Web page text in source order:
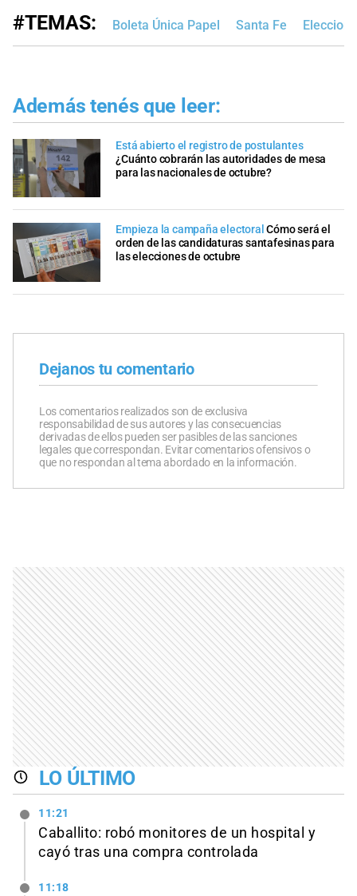
#TEMAS: Boleta Única Papel Santa Fe
Además tenés que leer:
Está abierto el registro de postulantes
¿Cuánto cobrarán las autoridades de mesa
para las nacionales de octubre?
Empieza la campaña electoral Cómo será el
orden de las candidaturas santafesinas para
las elecciones de octubre
Dejanos tu comentario
Los comentarios realizados son de exclusiva
responsabilidad de sus autores y las consecuencias
derivadas de ellos pueden ser pasibles de las sanciones
legales que correspondan. Evitar comentarios ofensivos o
que no respondan al tema abordado en la información.
LO ÚLTIMO
11:21
Caballito: robó monitores de un hospital y
cayó tras una compra controlada
11:18